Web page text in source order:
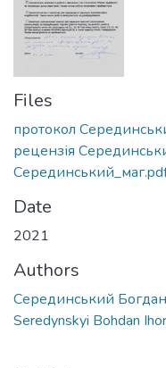
Files
протокол
рецензія
Date
2021
Authors
Серединський Богдан
Seredynskyi Bohdan